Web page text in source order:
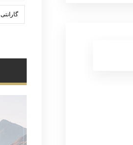
گارانتی